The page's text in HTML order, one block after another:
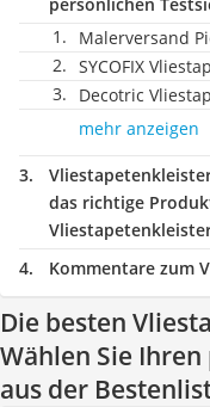
Malerversand
SYCOFIX
Decotric
mehr anzeigen
das richtige
Kommentare zum
Die besten
Wählen Sie
aus der